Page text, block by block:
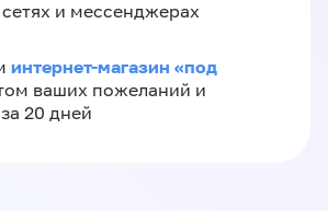
и мессенджерах
интернет-магазин «‎под
ваших пожеланий и
20 дней